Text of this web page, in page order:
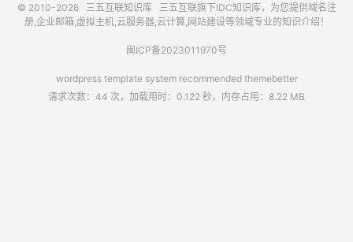
© 2010-2026 三五互联知识库 三五互联旗下IDC知识库，为您提供域名注
册,企业邮箱,虚拟主机,云服务器,云计算,网站建设等领域专业的知识介绍！
闽ICP备2023011970号
wordpress template system recommended themebetter
请求次数：44 次，加载用时：0.122 秒，内存占用：8.22 MB